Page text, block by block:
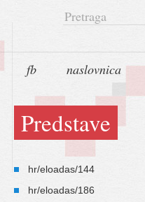
Pretraga
fb naslovnica
Predstave
hr/eloadas/144
hr/eloadas/186